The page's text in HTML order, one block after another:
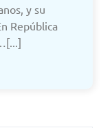
y su
República